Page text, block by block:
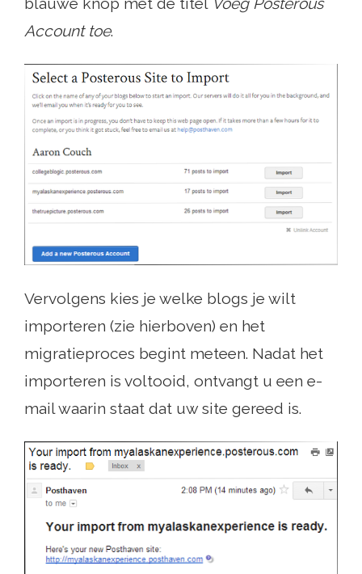
Account toe.
Vervolgens kies je welke blogs je wilt
importeren (zie hierboven) en het
migratieproces begint meteen. Nadat het
importeren is voltooid, ontvangt u een e-
mail waarin staat dat uw site gereed is.